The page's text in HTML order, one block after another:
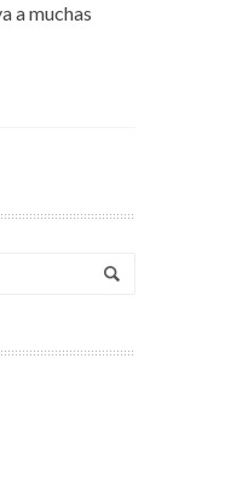
a muchas